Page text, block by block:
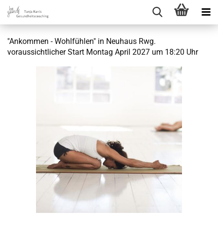
"Ankommen - Wohlfühlen" in Neuhaus Rwg.
voraussichtlicher Start Montag April 2027 um 18:20 Uhr